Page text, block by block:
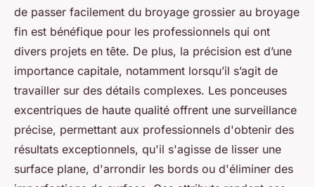
de passer facilement du broyage grossier au broyage
fin est bénéfique pour les professionnels qui ont
divers projets en tête. De plus, la précision est d’une
importance capitale, notamment lorsqu’il s’agit de
travailler sur des détails complexes. Les ponceuses
excentriques de haute qualité offrent une surveillance
précise, permettant aux professionnels d'obtenir des
résultats exceptionnels, qu'il s'agisse de lisser une
surface plane, d'arrondir les bords ou d'éliminer des